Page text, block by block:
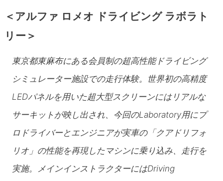
＜アルファ ロメオ ドライビング ラボラト
リー＞
東京都東麻布にある会員制の超高性能ドライビング
シミュレーター施設での⾛⾏体験。世界初の高精度
LEDパネルを用いた超大型スクリーンにはリアルな
サーキットが映し出され、今回のLaboratory用にプ
ロドライバーとエンジニアが実車の「クアドリフォ
リオ」の性能を再現したマシンに乗り込み、⾛⾏を
実施。メインインストラクターにはDriving